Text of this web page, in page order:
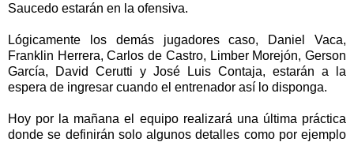
Saucedo estarán en la ofensiva.
Lógicamente los demás jugadores caso, Daniel Vaca,
Franklin Herrera, Carlos de Castro, Limber Morejón, Gerson
García, David Cerutti y José Luis Contaja, estarán a la
espera de ingresar cuando el entrenador así lo disponga.
Hoy por la mañana el equipo realizará una última práctica
donde se definirán solo algunos detalles como por ejemplo